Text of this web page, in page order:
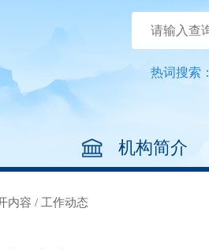
热词搜索：
机构简介
内容 / 工作动态